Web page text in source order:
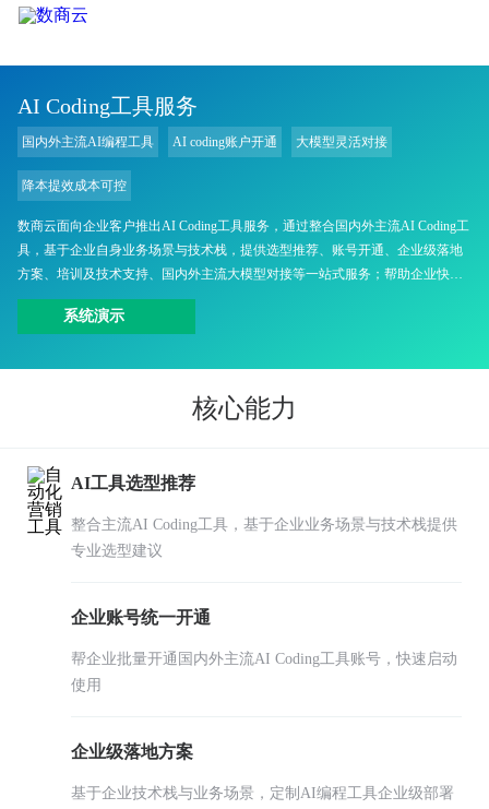
AI Coding工具服务
国内外主流AI编程工具 AI coding账户开通 大模型灵活对接
降本提效成本可控
数商云面向企业客户推出AI Coding工具服务，通过整合国内外主流AI Coding工
具，基于企业自身业务场景与技术栈，提供选型推荐、账号开通、企业级落地
方案、培训及技术支持、国内外主流大模型对接等一站式服务；帮助企业快速
引入AI编程能力，提升研发效率，降低开发成本，同时确保工具选型安全合
规、成本可控。
系统演示
核心能力
AI工具选型推荐
整合主流AI Coding工具，基于企业业务场景与技术栈提供
专业选型建议
企业账号统一开通
帮企业批量开通国内外主流AI Coding工具账号，快速启动
使用
企业级落地方案
基于企业技术栈与业务场景，定制AI编程工具企业级部署